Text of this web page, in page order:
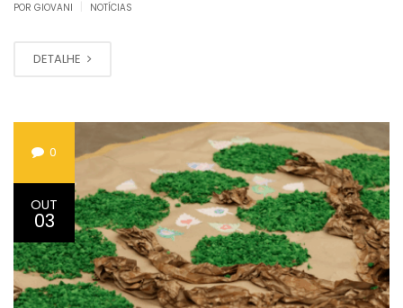
POR GIOVANI NOTÍCIAS
DETALHE
0
OUT
03